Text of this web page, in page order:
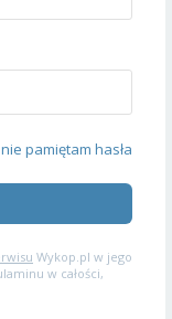
nie pamiętam hasła
Wykop.pl w jego
w całości,